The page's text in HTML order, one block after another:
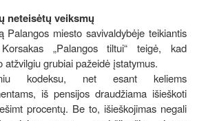
neteisėtų veiksmų
Palangos miesto savivaldybėje teikiantis
„Palangos tiltui“ teigė, kad
atžvilgiu grubiai pažeidė įstatymus.
kodeksu, net esant keliems
iš pensijos draudžiama išieškoti
procentų. Be to, išieškojimas negali